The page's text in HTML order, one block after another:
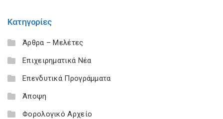
Κατηγορίες
Άρθρα – Μελέτες
Επιχειρηματικά Νέα
Επενδυτικά Προγράμματα
Άποψη
Φορολογικό Αρχείο